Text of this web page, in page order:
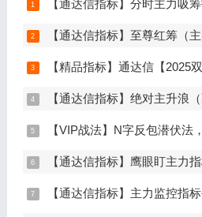
【通达信指标】分时主力吸筹指标公式
【通达信指标】至尊红筹（主图+副
【精品指标】通达信【2025双紫擒龙】指标，新版主图、副
【通达信指标】绝对主升浪
【VIP战法】N字反包潜伏法，主升龙头
【通达信指标】鹰眼盯主力指标公式，
【通达信指标】主力监控指标公式，监控主